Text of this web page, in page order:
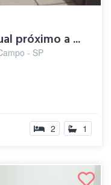
próximo a ...
- SP
2 1